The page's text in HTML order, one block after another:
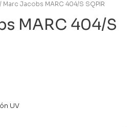
/ Marc Jacobs MARC 404/S SQPIR
MARC 404/S
UV